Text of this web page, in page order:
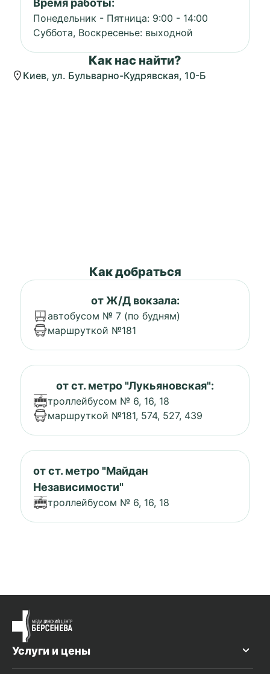
Время работы:
Понедельник - Пятница: 9:00 - 14:00
Суббота, Воскресенье: выходной
Как нас найти?
Киев, ул. Бульварно-Кудрявская, 10-Б
Как добраться
от Ж/Д вокзала:
автобусом № 7 (по будням)
маршруткой №181
от ст. метро "Лукьяновская":
троллейбусом № 6, 16, 18
маршруткой №181, 574, 527, 439
от ст. метро "Майдан
Независимости"
троллейбусом № 6, 16, 18
Услуги и цены